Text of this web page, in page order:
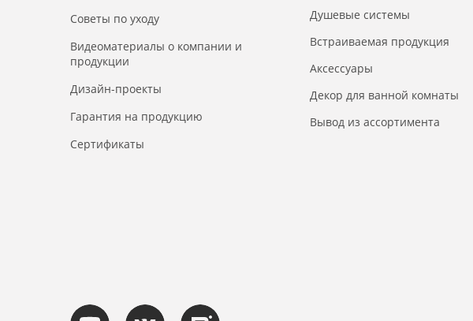
Советы по уходу
Видеоматериалы о компании и
продукции
Дизайн-проекты
Гарантия на продукцию
Сертификаты
Душевые системы
Встраиваемая продукция
Аксессуары
Декор для ванной комнаты
Вывод из ассортимента